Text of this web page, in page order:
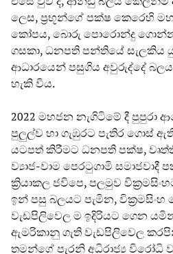
ලෙස, ප්‍රභූන්ගේ පක්ෂ කෙරෙහි
කෝපය, බොරු පොරොන්දු
ගසකා, ධනපති පන්තියේ සැලකිය
ආධාරයෙන් පසුගිය අවුරුද්දේ
හැකි විය.
2022 මහජන නැගිටිමේ දී පුපුරා
පුලුල්ව හා ගැඹුරට පැතිර ගොස්
යටපත් කිරීමට ධනපති පක්ෂ,
ව්‍යාජ-වාම පෙරටුගාමි සමාජවාදී
ක්‍රියාකල ජවිපෙ, පලමුව
ඉන් පසු බලයට පැමින, වික්‍රමසිංහ
වැඩපිලිවෙල ම ඉදිරියට ගෙන
ඇමරිකානු ගැති වැඩපිලිවෙල
තමන්ගේ පැරනි අධිරාජ්‍ය විරෝධි